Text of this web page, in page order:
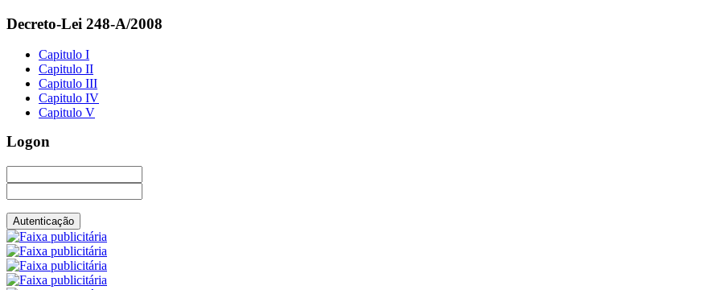
Decreto-Lei 248-A/2008
Capitulo I
Capitulo II
Capitulo III
Capitulo IV
Capitulo V
Logon